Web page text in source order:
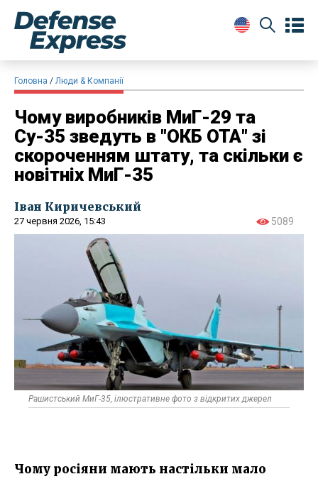
Головна Люди & Компанії
Чому виробників МиГ-29 та
Су-35 зведуть в "ОКБ ОТА" зі
скороченням штату, та скільки є
новітніх МиГ-35
Іван Киричевський
27 червня 2026, 15:43 5089
Рашистський МиГ-35, ілюстративне фото з відкритих джерел
Чому росіяни мають настільки мало